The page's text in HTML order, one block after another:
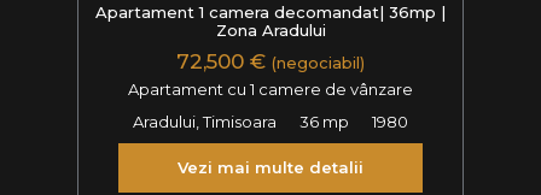
Apartament 1 camera decomandat| 36mp |
Zona Aradului
72,500 € (negociabil)
Apartament cu 1 camere de vânzare
Aradului, Timisoara
36 mp 1980
Vezi mai multe detalii